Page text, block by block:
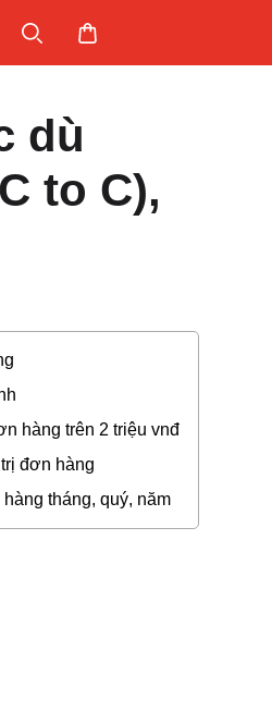
dù
to C),
hàng trên 2 triệu vnđ
đơn hàng
tháng, quý, năm